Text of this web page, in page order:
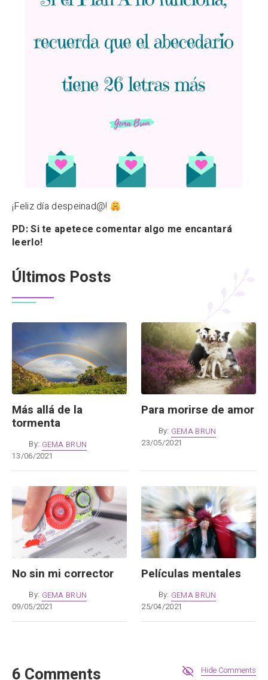
¡Feliz día despeinad@!
PD: Si te apetece comentar algo me encantará
leerlo!
Últimos Posts
Más allá de la
tormenta
By: GEMA BRUN
13/06/2021
Para morirse de amor
By: GEMA BRUN
23/05/2021
No sin mi corrector
By: GEMA BRUN
09/05/2021
Películas mentales
By: GEMA BRUN
25/04/2021
6 Comments Hide Comments